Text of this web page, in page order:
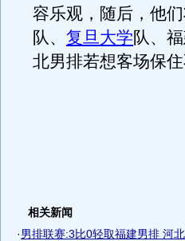
容乐观，随后，他
队、 复旦大学队、
北男排若想客场保住
相关新闻
·男排联赛:3比0轻取福建男排 河